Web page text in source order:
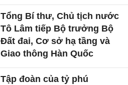
Tổng Bí thư, Chủ tịch nước
Tô Lâm tiếp Bộ trưởng Bộ
Đất đai, Cơ sở hạ tầng và
Giao thông Hàn Quốc
Tập đoàn của tỷ phú